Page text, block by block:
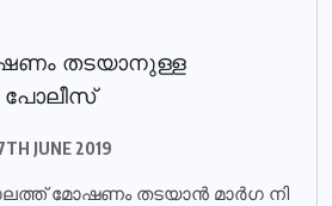
തടയാനുള്ള
പോലീസ്‌
JUNE 2019
മോ​ഷ​ണം ത​ട​യാ​ന്‍ മാ​ര്‍​ഗ നി​